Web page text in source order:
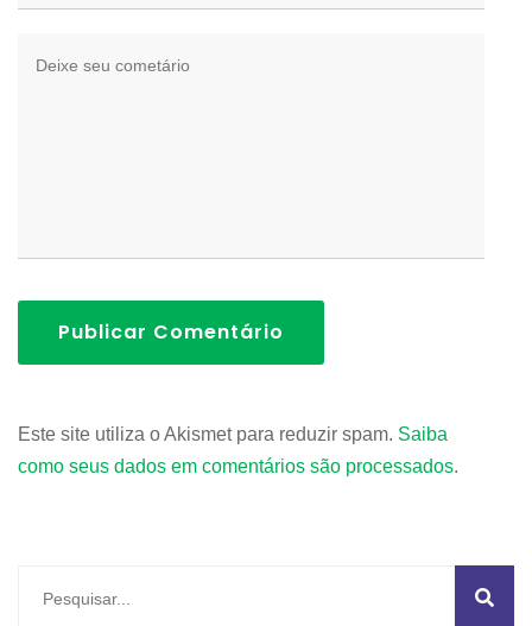
Publicar Comentário
Este site utiliza o Akismet para reduzir spam. Saiba
como seus dados em comentários são processados.